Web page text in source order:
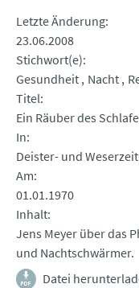
Letzte Änderung
23.06.2008
Stichwort(e)
Gesundheit Nacht
Titel
Ein Räuber des
In
Deister- und
Am
01.01.1970
Inhalt
Jens Meyer über das
und Nachtschwärmer.
Datei